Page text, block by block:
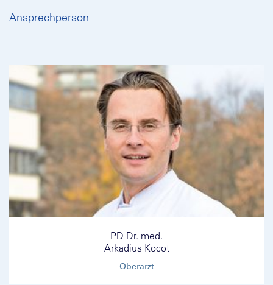
Ansprechperson
PD Dr. med.
Arkadius Kocot
Oberarzt